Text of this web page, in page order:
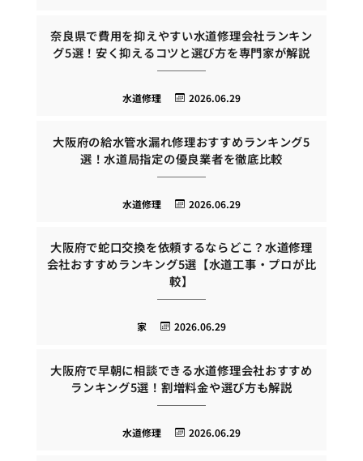
奈良県で費用を抑えやすい水道修理会社ランキン
グ5選！安く抑えるコツと選び方を専門家が解説
2026.06.29
水道修理
大阪府の給水管水漏れ修理おすすめランキング5
選！水道局指定の優良業者を徹底比較
2026.06.29
水道修理
大阪府で蛇口交換を依頼するならどこ？水道修理
会社おすすめランキング5選【水道工事・プロが比
較】
2026.06.29
家
大阪府で早朝に相談できる水道修理会社おすすめ
ランキング5選！割増料金や選び方も解説
2026.06.29
水道修理